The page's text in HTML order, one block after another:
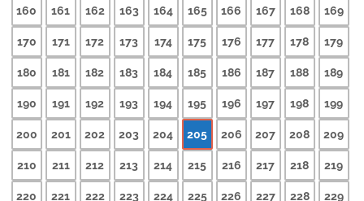
160 161 162 163 164 165 166 167 168 169
170 171 172 173 174 175 176 177 178 179
180 181 182 183 184 185 186 187 188 189
190 191 192 193 194 195 196 197 198 199
200 201 202 203 204 205 206 207 208 209
210 211 212 213 214 215 216 217 218 219
220 221 222 223 224 225 226 227 228 229